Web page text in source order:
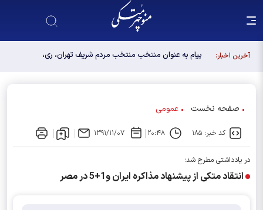
آخرین اخبار:
پیام به عنوان منتخب منتخب مردم شریف تهران، ری،
صفحه نخست عمومی
کد خبر: ۱۸۵ ۲۰:۴۸ ۱۳۹۱/۱۱/۰۷
در یادداشتی مطرح شد؛
انتقاد متکی از پیشنهاد مذاکره ایران و1+5 در مصر